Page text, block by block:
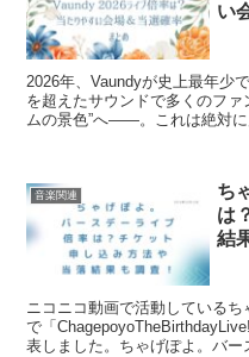
い
2026年、Vaundyが史上最年少
を超えたサウンドで多くのフ
ムの景色”へ——。これは絶対
音楽関連
ち
は
結
ニコニコ動画で活動している
で「
表しました。ちゃげぽよ。バ